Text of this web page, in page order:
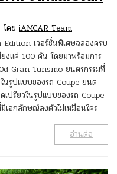
ดย iAMCAR Team
เวอร์ชั่นพิเศษฉลองครบ
งแค่ 100 คัน โดยมาพร้อมการ
Gran Turismo ยนตรกรรมที่
นรูปแบบของรถ Coupe ยนต
เปรียวในรูปแบบของรถ Coupe
เอกลักษณ์ลงตัวไม่เหมือนใคร
อ่านต่อ